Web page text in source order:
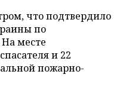
что подтвердило
по
месте
и 22
пожарно-